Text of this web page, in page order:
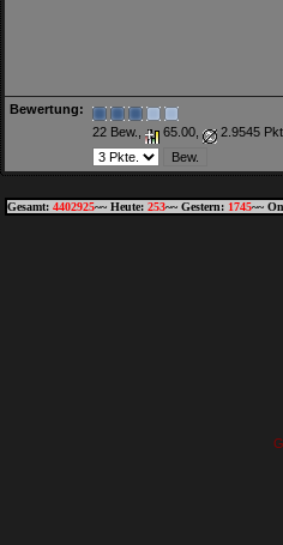
Bewertung:
22 Bew.,
65.00, 2.9545
Gesamt: 4402925~~ Heute: 253~~ Gestern: 1745~~